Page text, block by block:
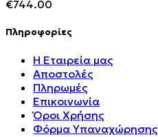
€744.00
Πληροφορίες
Η Εταιρεία μας
Αποστολές
Πληρωμές
Επικοινωνία
Όροι Χρήσης
Φόρμα Υπαναχώρησης